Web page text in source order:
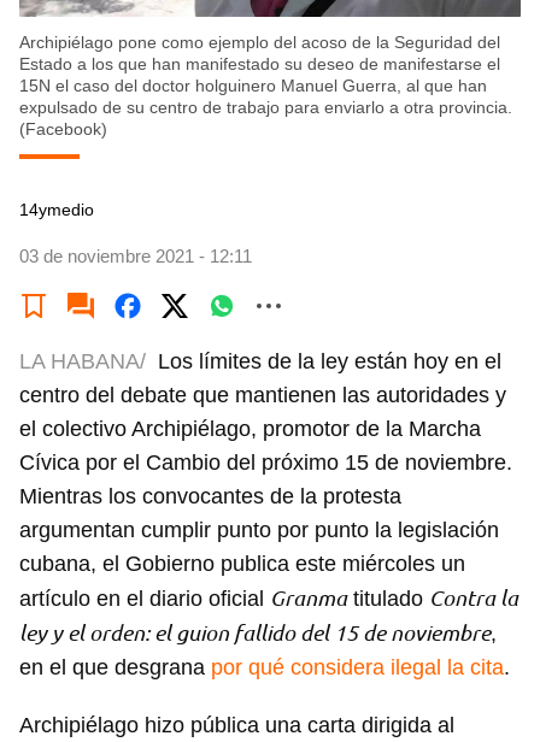
Archipiélago pone como ejemplo del acoso de la Seguridad del
Estado a los que han manifestado su deseo de manifestarse el
15N el caso del doctor holguinero Manuel Guerra, al que han
expulsado de su centro de trabajo para enviarlo a otra provincia.
(Facebook)
14ymedio
03 de noviembre 2021 - 12:11
LA HABANA/ Los límites de la ley están hoy en el
centro del debate que mantienen las autoridades y
el colectivo Archipiélago, promotor de la Marcha
Cívica por el Cambio del próximo 15 de noviembre.
Mientras los convocantes de la protesta
argumentan cumplir punto por punto la legislación
cubana, el Gobierno publica este miércoles un
artículo en el diario oficial Granmatitulado Contra la
ley y el orden: el guion fallido del 15 de noviembre,
en el que desgrana por qué considera ilegal la cita.
Archipiélago hizo pública una carta dirigida al